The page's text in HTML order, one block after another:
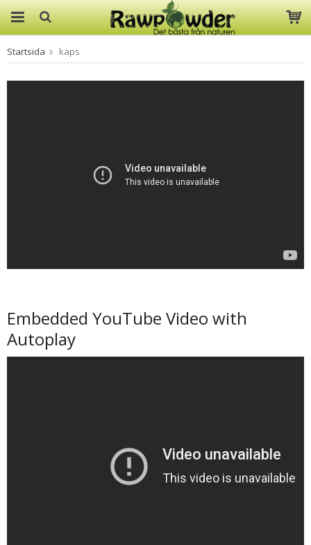
varukorgen
Startsida kaps
Embedded YouTube Video with
Autoplay